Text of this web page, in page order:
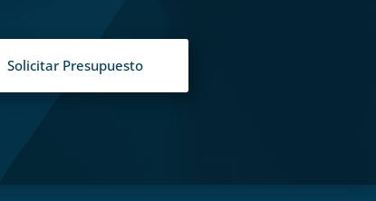
Solicitar Presupuesto